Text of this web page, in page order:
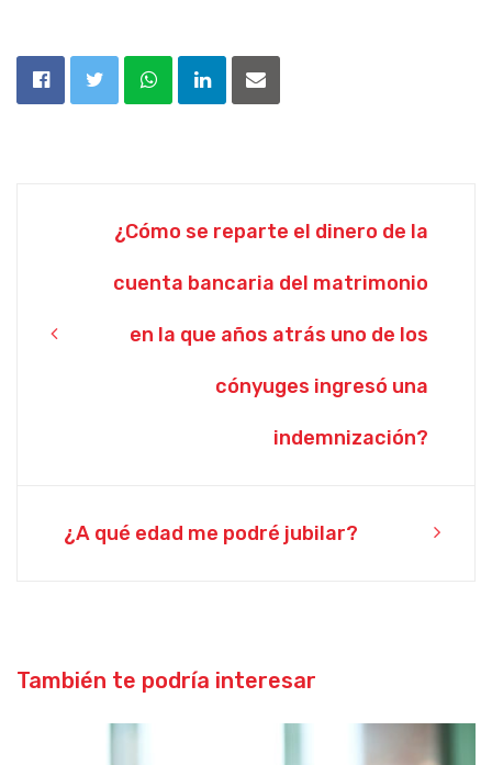
¿Cómo se reparte el dinero de la
cuenta bancaria del matrimonio
en la que años atrás uno de los
cónyuges ingresó una
indemnización?
¿A qué edad me podré jubilar?
También te podría interesar